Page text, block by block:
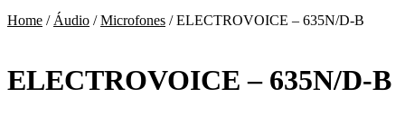
Home / Áudio /Microfones /ELECTROVOICE – 635N/D-B
ELECTROVOICE – 635N/D-B